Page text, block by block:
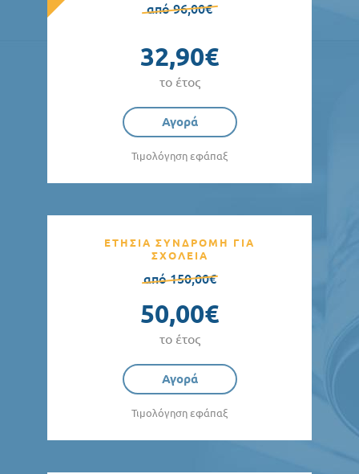
από 96,00€
32,90€
το έτος
Αγορά
Τιμολόγηση εφάπαξ
ΕΤΗΣΙΑ ΣΥΝΔΡΟΜΗ ΓΙΑ
ΣΧΟΛΕΙΑ
από 150,00€
50,00€
το έτος
Αγορά
Τιμολόγηση εφάπαξ